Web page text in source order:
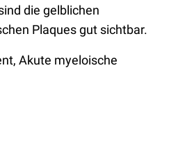
die gelblichen
Plaques gut sichtbar.
Akute myeloische